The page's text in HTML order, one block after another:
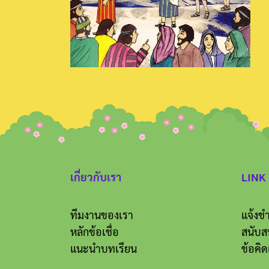
เกี่ยวกับเรา
ทีมงานของเรา
หลักข้อเชื่อ
แนะนำบทเรียน
LINK
แจ้งช
สนับส
ข้อคิด